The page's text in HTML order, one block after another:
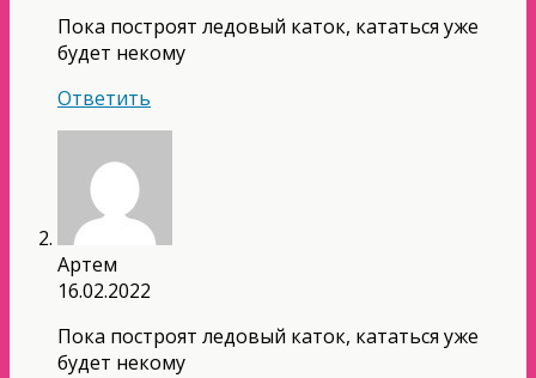
Пока построят ледовый каток, кататься уже
будет некому
Ответить
Артем
16.02.2022
Пока построят ледовый каток, кататься уже
будет некому